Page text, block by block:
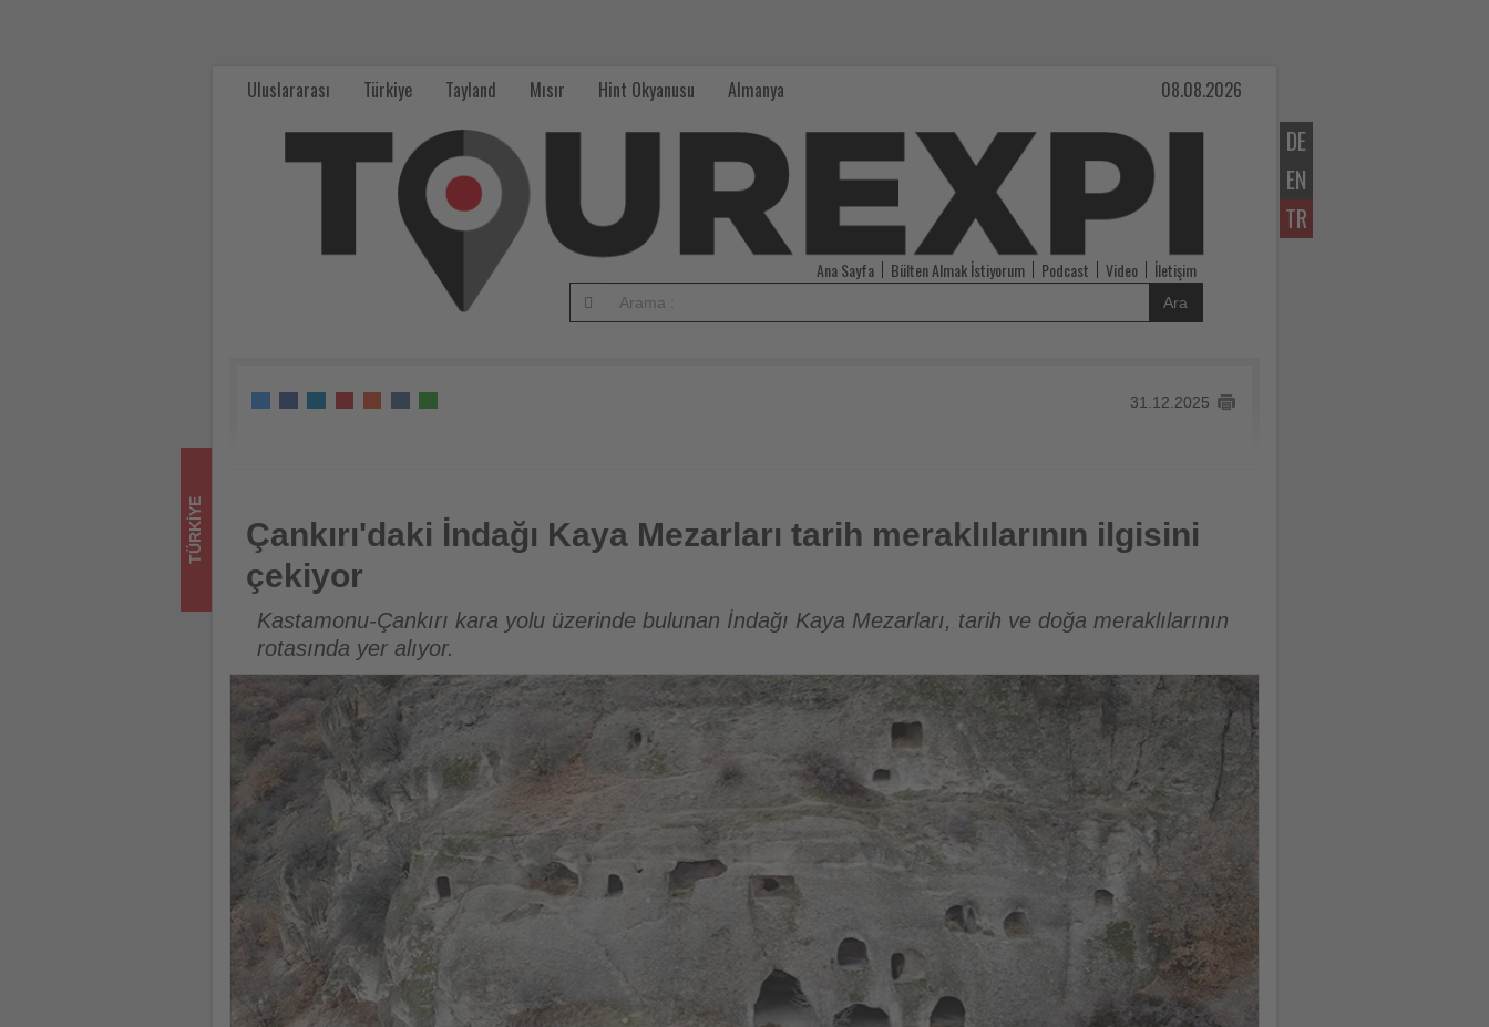
DE
EN
TR
Uluslararası Türkiye Tayland Mısır Hint Okyanusu Almanya 08.08.2026
Ana Sayfa Bülten Almak İstiyorum Podcast Video İletişim
Ara
31.12.2025
Çankırı'daki İndağı Kaya Mezarları tarih meraklılarının ilgisini çekiyor
TÜRKIYE
Çankırı'daki İndağı Kaya Mezarları tarih meraklılarının ilgisini
çekiyor
Kastamonu-Çankırı kara yolu üzerinde bulunan İndağı Kaya Mezarları, tarih ve doğa meraklılarının
rotasında yer alıyor.